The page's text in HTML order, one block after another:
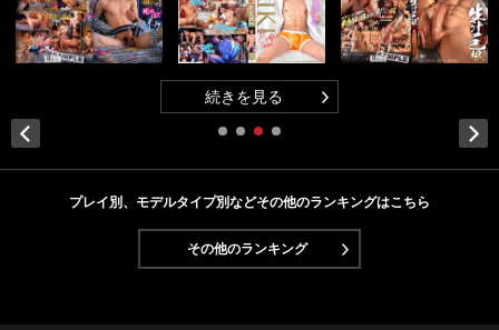
続きを見る
プレイ別、モデルタイプ別などその他のランキングはこちら
その他のランキング